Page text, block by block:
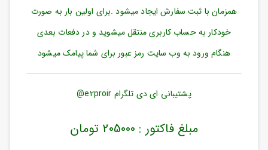
مندی
ها
همزمان با ثبت سفارش ایجاد میشود .برای اولین بار به صورت
خودکار به حساب کاربری منتقل میشوید و در دفعات بعدی
هنگام ورود به وب سایت رمز عبور برای شما پیامک میشود
پشتیبانی ای دی تلگرام e2proir@
مبلغ فاکتور : 205000 تومان